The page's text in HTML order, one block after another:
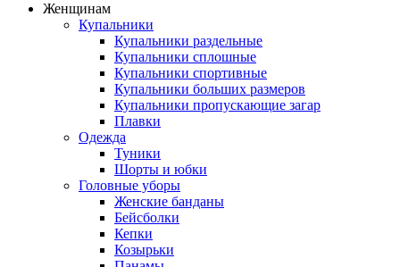
Женщинам
Купальники
Купальники раздельные
Купальники сплошные
Купальники спортивные
Купальники больших размеров
Купальники пропускающие загар
Плавки
Одежда
Туники
Шорты и юбки
Головные уборы
Женские банданы
Бейсболки
Кепки
Козырьки